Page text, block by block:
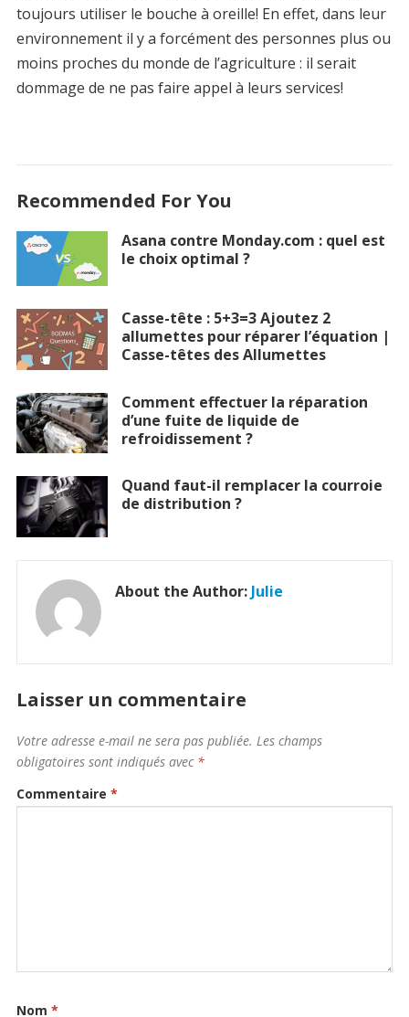
toujours utiliser le bouche à oreille! En effet, dans leur
environnement il y a forcément des personnes plus ou
moins proches du monde de l’agriculture : il serait
dommage de ne pas faire appel à leurs services!
Recommended For You
Asana contre Monday.com : quel est
le choix optimal ?
Casse-tête : 5+3=3 Ajoutez 2
allumettes pour réparer l’équation |
Casse-têtes des Allumettes
Comment effectuer la réparation
d’une fuite de liquide de
refroidissement ?
Quand faut-il remplacer la courroie
de distribution ?
About the Author: Julie
Laisser un commentaire
Votre adresse e-mail ne sera pas publiée. Les champs
obligatoires sont indiqués avec *
Commentaire *
Nom *